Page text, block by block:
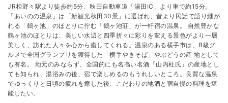
JR相野々駅より徒歩約5分、秋田自動車道「湯田IC」より車で約15分。
「あいのの温泉」は「新観光秋田30景」に選ばれ、昔より民話で語り継が
れる「鶴ヶ池」のほとりに佇む「鶴ヶ池荘」が一軒宿の温泉。 自然豊かな
鶴ヶ池のほとりは、美しい水辺と四季折々に彩りを変える景色がより一層
美しく、訪れた人々を心から癒してくれる。温泉のある横手市は、B級グ
ルメで全国グランプリを獲得した「横手やきそば」やぶどうの産 地として
も有名。 地元のみならず、全国的にも名高い名酒「山内杜氏」の産地とし
ても知られ、湯浴みの後、宿で楽しめるのもうれしいところ。良質な温泉
でゆっくりと日頃の疲れを癒した後、こだわりの地酒と宿自慢の料理を堪
能したい。